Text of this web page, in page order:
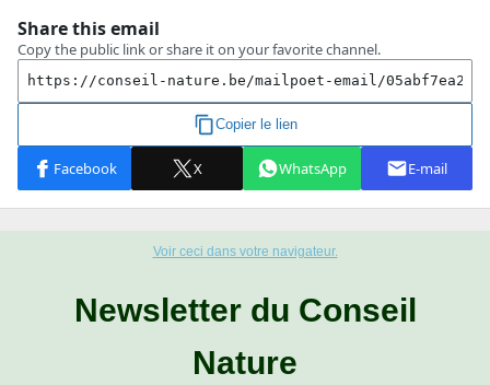
Voir ceci dans votre navigateur.
Newsletter du Conseil
Nature